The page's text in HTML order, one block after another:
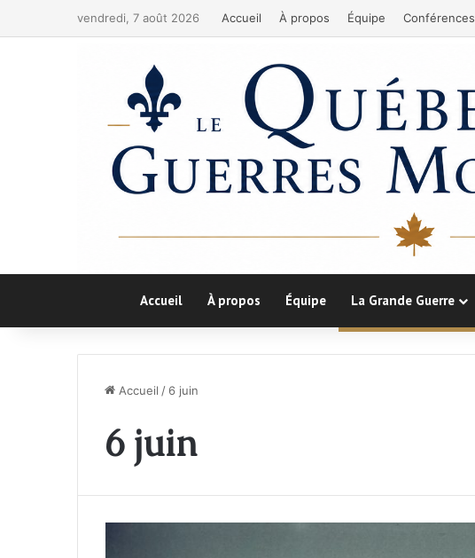
vendredi, 7 août 2026 Accueil À propos Équipe Conférences
Accueil À propos Équipe La Grande Guerre
Accueil / 6 juin
6 juin